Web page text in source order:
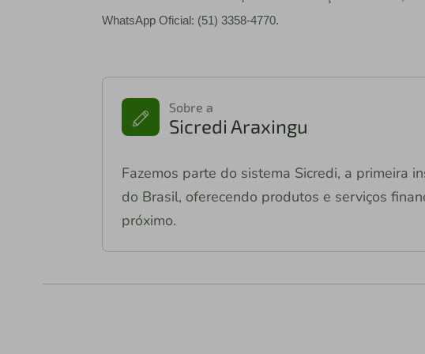
WhatsApp Oficial: (51) 3358-4770.
Sobre a
Sicredi Araxingu
Fazemos parte do sistema Sicredi, a primeira
do Brasil, oferecendo produtos e serviços
próximo.